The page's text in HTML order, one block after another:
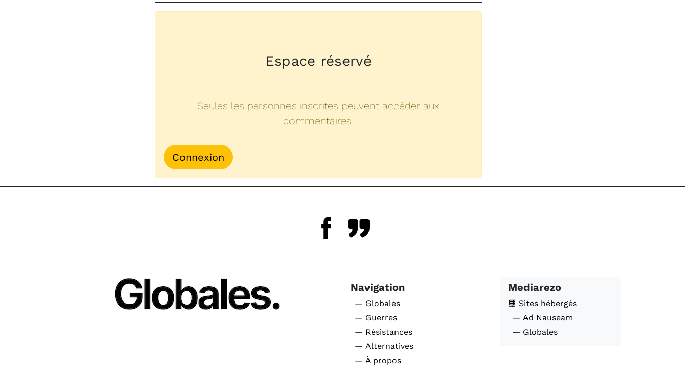
Espace réservé
Seules les personnes inscrites peuvent accéder aux
commentaires.
Connexion
Navigation
— Globales
— Guerres
— Résistances
— Alternatives
— À propos
Mediarezo
Sites hébergés
— Ad Nauseam
— Globales